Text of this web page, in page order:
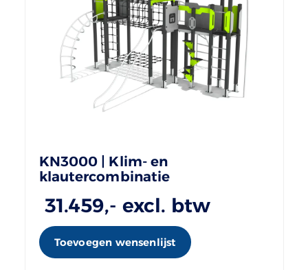
KN3000 | Klim- en
klautercombinatie
31.459,- excl. btw
Toevoegen wensenlijst